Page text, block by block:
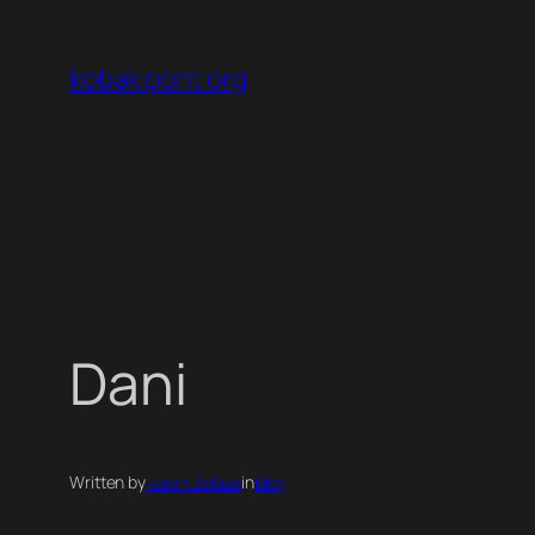
tartalomhoz
kobak pont org
Dani
Written byKoren Balazsinblog